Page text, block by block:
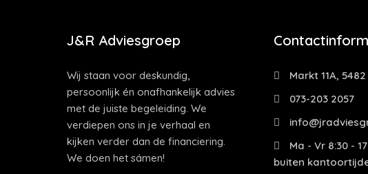
J&R Adviesgroep
Wij staan voor deskundig,
persoonlijk én onafhankelijk advies
met de juiste begeleiding. We
verdiepen ons in je verhaal en
kijken verder dan de financiering.
We doen het sámen!
Markt 11A,
073-203 2057
Ma - Vr 8:30 -
buiten